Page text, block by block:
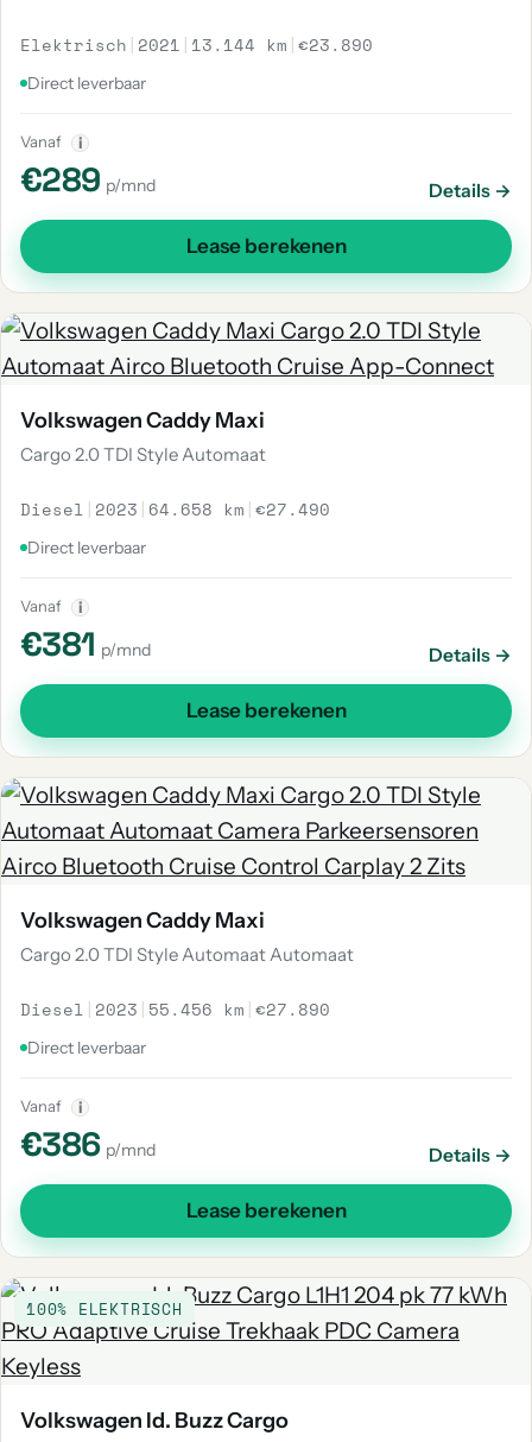
Elektrisch | 2021 | 13.144 km |€23.890
Direct leverbaar
Vanaf i
€289 p/mnd Details →
Lease berekenen
Volkswagen Caddy Maxi
Cargo 2.0 TDI Style Automaat
Diesel | 2023 | 64.658 km |€27.490
Direct leverbaar
Vanaf i
€381 p/mnd Details →
Lease berekenen
Volkswagen Caddy Maxi
Cargo 2.0 TDI Style Automaat Automaat
Diesel | 2023 | 55.456 km |€27.890
Direct leverbaar
Vanaf i
€386 p/mnd Details →
Lease berekenen
100% ELEKTRISCH
Volkswagen Id. Buzz Cargo